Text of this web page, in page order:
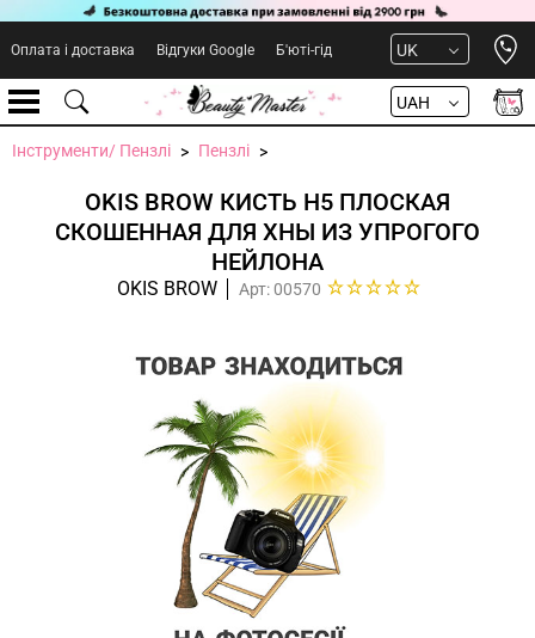
Оплата і доставка Відгуки Google Б'юті-гід UK
UAH
Інструменти/ Пензлі Пензлі
OKIS BROW КИСТЬ H5 ПЛОСКАЯ
СКОШЕННАЯ ДЛЯ ХНЫ ИЗ УПРОГОГО
НЕЙЛОНА
OKIS BROW Арт: 00570